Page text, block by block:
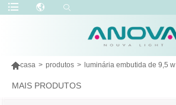
casa > produtos > luminária embutida de 9,5 w
MAIS PRODUTOS